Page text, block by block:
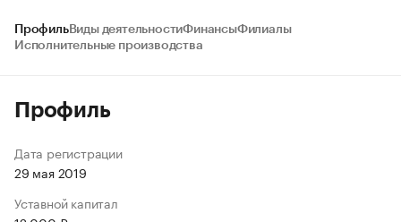
ПрофильВиды деятельностиФинансыФилиалы
Исполнительные производства
Профиль
Дата регистрации
29 мая 2019
Уставной капитал